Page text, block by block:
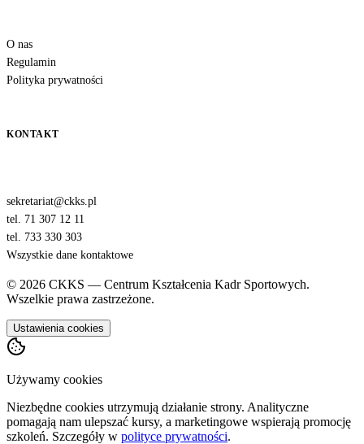
O nas
Regulamin
Polityka prywatności
KONTAKT
sekretariat@ckks.pl
tel. 71 307 12 11
tel. 733 330 303
Wszystkie dane kontaktowe
© 2026 CKKS — Centrum Kształcenia Kadr Sportowych.
Wszelkie prawa zastrzeżone.
Ustawienia cookies
Używamy cookies
Niezbędne cookies utrzymują działanie strony. Analityczne
pomagają nam ulepszać kursy, a marketingowe wspierają promocję
szkoleń. Szczegóły w polityce prywatności.